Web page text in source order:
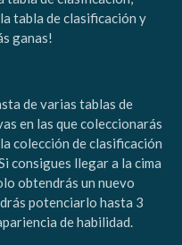
tabla de clasificación y
ganas!
de varias tablas de
en las que coleccionarás
colección de clasificación
consigues llegar a la cima
obtendrás un nuevo
potenciarlo hasta 3
de habilidad.